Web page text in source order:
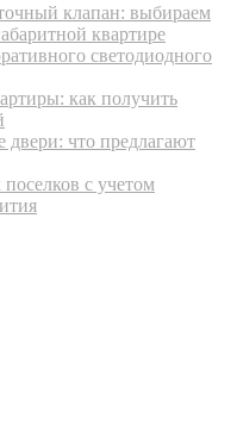
клапан: выбираем
квартире
светодиодного
как получить
что предлагают
с учетом